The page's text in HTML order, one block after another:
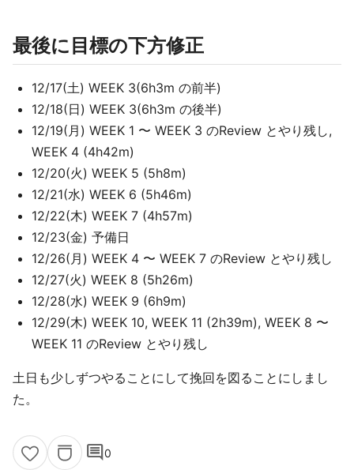
最後に目標の下方修正
12/17(土) WEEK 3(6h3m の前半)
12/18(日) WEEK 3(6h3m の後半)
12/19(月) WEEK 1 〜 WEEK 3 のReview とやり残し,
WEEK 4 (4h42m)
12/20(火) WEEK 5 (5h8m)
12/21(水) WEEK 6 (5h46m)
12/22(木) WEEK 7 (4h57m)
12/23(金) 予備日
12/26(月) WEEK 4 〜 WEEK 7 のReview とやり残し
12/27(火) WEEK 8 (5h26m)
12/28(水) WEEK 9 (6h9m)
12/29(木) WEEK 10, WEEK 11 (2h39m), WEEK 8 〜
WEEK 11 のReview とやり残し
土日も少しずつやることにして挽回を図ることにしまし
た。
comment0